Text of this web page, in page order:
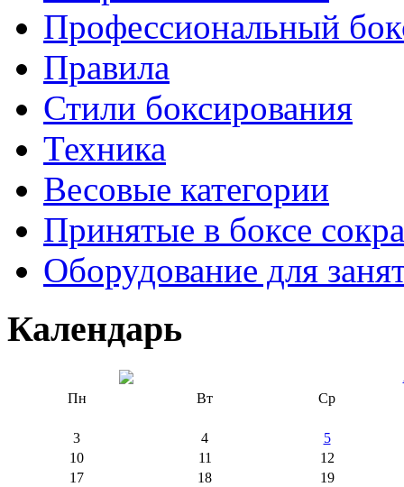
Профессиональный
Правила
Стили боксирования
Техника
Весовые категории
Принятые в боксе
Оборудование для
Календарь
Пн
Вт Ср
3 4
5
10
11
12
17
18
19